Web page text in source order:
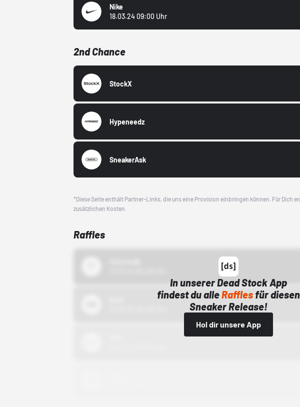
Nike
18.03.24 09:00 Uhr
2nd Chance
StockX
Hypeneedz
SneakerAsk
*Diese Seite enthält Partner-Links, die uns eine Provision einbringen können. Für Dich
zusätzlichen Kosten.
Raffles
In unserer Dead Stock App
findest du alleRaffles für diesen
Sneaker Release!
Hol dir unsere App